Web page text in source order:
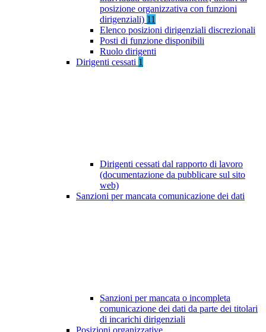
posizione organizzativa con funzioni
dirigenziali) 11
Elenco posizioni dirigenziali discrezionali
Posti di funzione disponibili
Ruolo dirigenti
Dirigenti cessati 1
Dirigenti cessati dal rapporto di lavoro
(documentazione da pubblicare sul sito
web)
Sanzioni per mancata comunicazione dei dati
Sanzioni per mancata o incompleta
comunicazione dei dati da parte dei titolari
di incarichi dirigenziali